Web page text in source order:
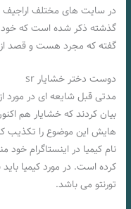
در سایت های مختلف اراجیف و
گذشته ذکر شده است که
گفته که مجرد هست و قصد
دوست دختر خشایار sr
مدتی قبل شایعه ‌ای در مورد
بیان کردند که خشایار هم
هایش این موضوع را تکذیب
‌نام کیمیا در اینستاگرام
کرده است. در مورد کیمیا
تورنتو می باشد.